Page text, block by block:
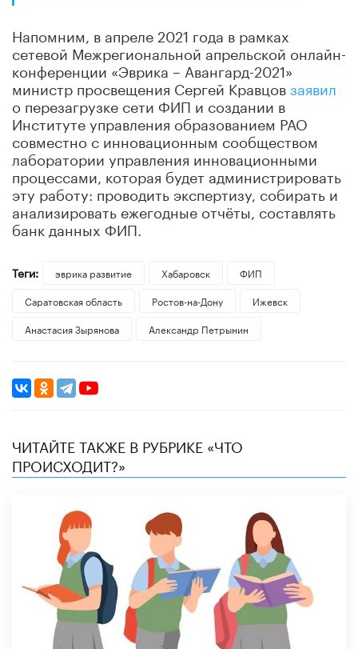
Напомним, в апреле 2021 года в рамках
сетевой Межрегиональной апрельской онлайн-
конференции «Эврика – Авангард-2021»
министр просвещения Сергей Кравцовзаявил
о перезагрузке сети ФИП и создании в
Институте управления образованием РАО
совместно с инновационным сообществом
лаборатории управления инновационными
процессами, которая будет администрировать
эту работу: проводить экспертизу, собирать и
анализировать ежегодные отчёты, составлять
банк данных ФИП.
Теги: эврика развитие Хабаровск
ФИП
Саратовская область
Ростов-на-Дону
Ижевск
​Анастасия Зырянова
Александр Петрынин
ЧИТАЙТЕ ТАКЖЕ В РУБРИКЕ «ЧТО
ПРОИСХОДИТ?»